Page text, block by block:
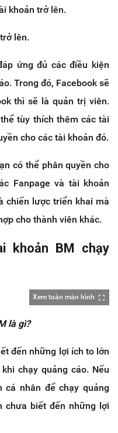
khoản trở lên.
lên.
ứng đủ các điều kiện
Trong đó, Facebook sẽ
thì sẽ là quản trị viên.
tùy thích thêm các tài
cho các tài khoản đó.
có thể phân quyền cho
Fanpage và tài khoản
chiến lược triển khai mà
cho thành viên khác.
khoản BM chạy
Xem toàn màn hình
là gì?
đến những lợi ích to lớn
khi chạy quảng cáo. Nếu
cá nhân để chạy quảng
chưa biết đến những lợi